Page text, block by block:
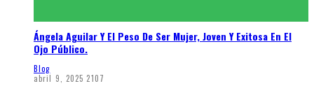
Ángela Aguilar Y El Peso De Ser Mujer, Joven Y Exitosa En El
Ojo Público.
Blog
abril 9, 2025 2107